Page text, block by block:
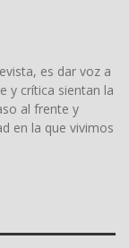
es dar voz a
y crítica sientan la
al frente y
en la que vivimos